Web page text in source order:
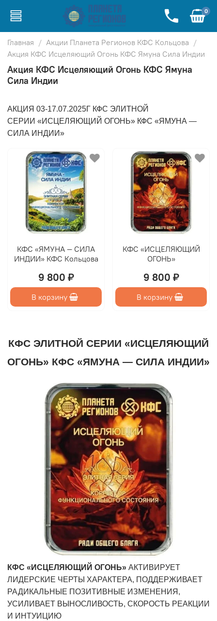
0
Главная
Акции Планета Регионов КФС Кольцова
Акция КФС Исцеляющий Огонь КФС Ямуна Сила Индии
Акция КФС Исцеляющий Огонь КФС Ямуна
Сила Индии
АКЦИЯ 03-17.07.2025Г КФС ЭЛИТНОЙ
СЕРИИ «ИСЦЕЛЯЮЩИЙ ОГОНЬ» КФС «ЯМУНА —
СИЛА ИНДИИ»
КФС «ЯМУНА — СИЛА
ИНДИИ» КФС Кольцова
9 800 ₽
В корзину
КФС «ИСЦЕЛЯЮЩИЙ
ОГОНЬ»
9 800 ₽
В корзину
КФС ЭЛИТНОЙ СЕРИИ «ИСЦЕЛЯЮЩИЙ
ОГОНЬ» КФС «ЯМУНА — СИЛА ИНДИИ»
КФС «ИСЦЕЛЯЮЩИЙ ОГОНЬ» АКТИВИРУЕТ
ЛИДЕРСКИЕ ЧЕРТЫ ХАРАКТЕРА, ПОДДЕРЖИВАЕТ
РАДИКАЛЬНЫЕ ПОЗИТИВНЫЕ ИЗМЕНЕНИЯ,
УСИЛИВАЕТ ВЫНОСЛИВОСТЬ, СКОРОСТЬ РЕАКЦИИ
И ИНТУИЦИЮ